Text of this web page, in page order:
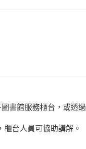
書館服務櫃台，或透過
台人員可協助講解。